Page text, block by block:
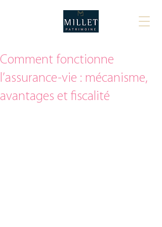
Comment fonctionne
l’assurance-vie : mécanisme,
avantages et fiscalité